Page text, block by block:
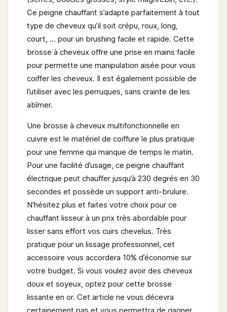
Ce peigne chauffant s’adapte parfaitement à tout
type de cheveux qu’il soit crépu, roux, long,
court, … pour un brushing facile et rapide. Cette
brosse à cheveux offre une prise en mains facile
pour permette une manipulation aisée pour vous
coiffer les cheveux. Il est également possible de
l’utiliser avec les perruques, sans crainte de les
abîmer.
Une brosse à cheveux multifonctionnelle en
cuivre est le matériel de coiffure le plus pratique
pour une femme qui manque de temps le matin.
Pour une facilité d’usage, ce peigne chauffant
électrique peut chauffer jusqu’à 230 degrés en 30
secondes et possède un support anti-brulure.
N’hésitez plus et faites votre choix pour ce
chauffant lisseur à un prix très abordable pour
lisser sans effort vos cuirs chevelus. Très
pratique pour un lissage professionnel, cet
accessoire vous accordera 10% d’économie sur
votre budget. Si vous voulez avoir des cheveux
doux et soyeux, optez pour cette brosse
lissante en or. Cet article ne vous décevra